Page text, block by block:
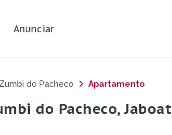
Anunciar
Zumbi do Pacheco Apartamento
do Pacheco,